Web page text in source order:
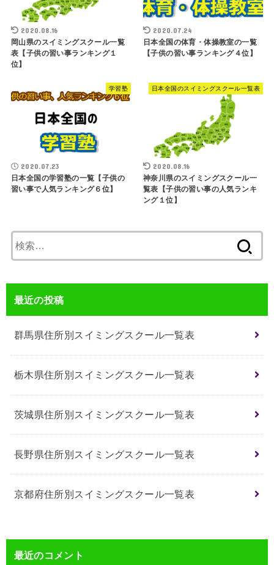
2020.08.16
岡山県のスイミングスクール一覧
表【子供の習い事ランキング１
位】
2020.07.24
日本全国の体育・体操教室の一覧
【子供の習い事ランキング４位】
学習塾
2020.07.23
日本全国の学習塾の一覧【子供の
習い事で人気ランキング６位】
日本全国のスイミングスクール一覧表
2020.08.16
神奈川県のスイミングスクール一
覧表【子供の習い事の人気ランキ
ング１位】
索:
最近の投稿
群馬県住所別スイミングスクール一覧表
栃木県住所別スイミングスクール一覧表
茨城県住所別スイミングスクール一覧表
長野県住所別スイミングスクール一覧表
京都府住所別スイミングスクール一覧表
最近のコメント